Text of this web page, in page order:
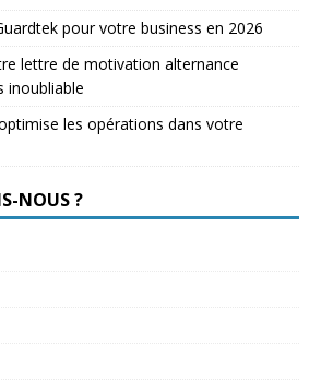
pour votre business en 2026
lettre de motivation alternance
inoubliable
les opérations dans votre
NOUS ?